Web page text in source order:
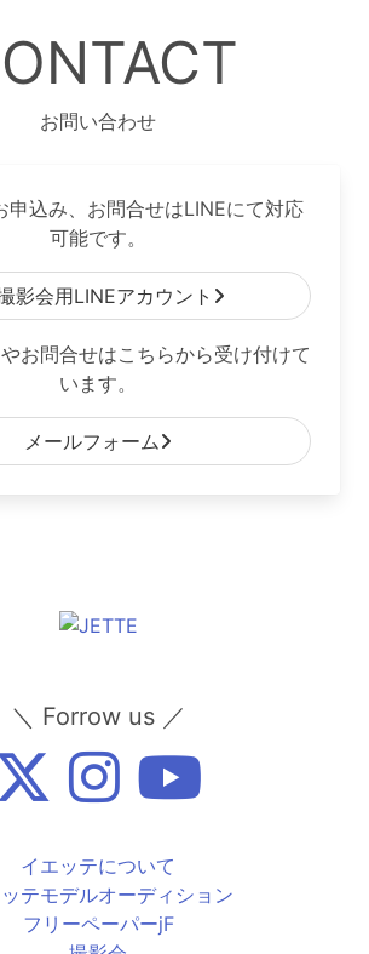
お問い合わせ
申込み、お問合せはLINEにて対応
可能です。
影会用LINEアカウント
お問合せはこちらから受け付けて
います。
メールフォーム
＼ Forrow us ／
イエッテについて
テモデルオーディション
フリーペーパーjF